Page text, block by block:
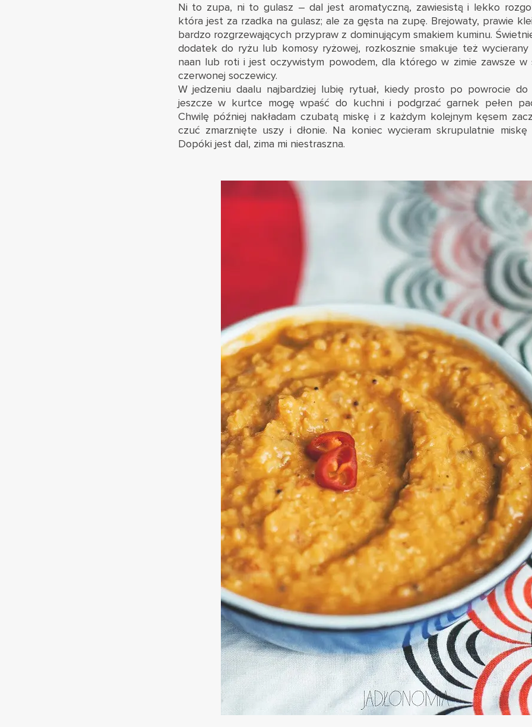
Ni to zupa, ni to gulasz – dal jest aromatyczną, zawiesistą i lekko
która jest za rzadka na gulasz; ale za gęsta na zupę. Brejowaty, prawie
bardzo rozgrzewających przypraw z dominującym smakiem kuminu.
dodatek do ryżu lub komosy ryżowej, rozkosznie smakuje też
naan lub roti i jest oczywistym powodem, dla którego w zimie zawsze w
czerwonej soczewicy.
W jedzeniu daalu najbardziej lubię rytuał, kiedy prosto po powrocie do
jeszcze w kurtce mogę wpaść do kuchni i podgrzać garnek pełen
Chwilę później nakładam czubatą miskę i z każdym kolejnym kęsem
czuć zmarznięte uszy i dłonie. Na koniec wycieram skrupulatnie miskę
Dopóki jest dal, zima mi niestraszna.